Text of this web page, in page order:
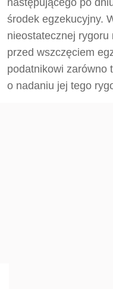
następującego po
środek egzekucyjny.
nieostatecznej
przed wszczęciem
podatnikowi zarówno
o nadaniu jej tego